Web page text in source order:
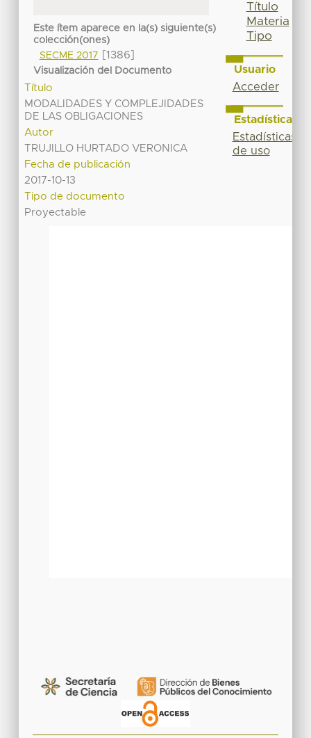
Este ítem aparece en la(s) siguiente(s)
colección(ones)
SECME 2017
[1386]
Visualización del Documento
Título
MODALIDADES Y COMPLEJIDADES
DE LAS OBLIGACIONES
Autor
TRUJILLO HURTADO VERONICA
Fecha de publicación
2017-10-13
Tipo de documento
Proyectable
Título
Materia
Tipo
Usuario
Acceder
Estadísticas
Estadísticas
de uso